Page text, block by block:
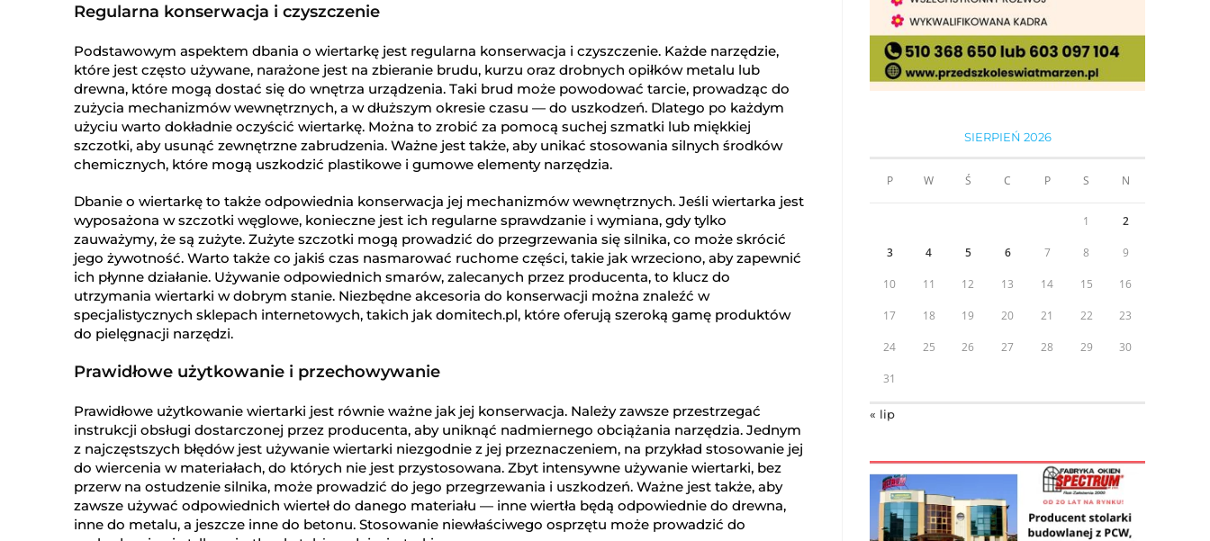
Regularna konserwacja i czyszczenie
Podstawowym aspektem dbania o wiertarkę jest regularna konserwacja i czyszczenie. Każde narzędzie,
które jest często używane, narażone jest na zbieranie brudu, kurzu oraz drobnych opiłków metalu lub
drewna, które mogą dostać się do wnętrza urządzenia. Taki brud może powodować tarcie, prowadząc do
zużycia mechanizmów wewnętrznych, a w dłuższym okresie czasu — do uszkodzeń. Dlatego po każdym
użyciu warto dokładnie oczyścić wiertarkę. Można to zrobić za pomocą suchej szmatki lub miękkiej
szczotki, aby usunąć zewnętrzne zabrudzenia. Ważne jest także, aby unikać stosowania silnych środków
chemicznych, które mogą uszkodzić plastikowe i gumowe elementy narzędzia.
Dbanie o wiertarkę to także odpowiednia konserwacja jej mechanizmów wewnętrznych. Jeśli wiertarka jest
wyposażona w szczotki węglowe, konieczne jest ich regularne sprawdzanie i wymiana, gdy tylko
zauważymy, że są zużyte. Zużyte szczotki mogą prowadzić do przegrzewania się silnika, co może skrócić
jego żywotność. Warto także co jakiś czas nasmarować ruchome części, takie jak wrzeciono, aby zapewnić
ich płynne działanie. Używanie odpowiednich smarów, zalecanych przez producenta, to klucz do
utrzymania wiertarki w dobrym stanie. Niezbędne akcesoria do konserwacji można znaleźć w
specjalistycznych sklepach internetowych, takich jak domitech.pl, które oferują szeroką gamę produktów
do pielęgnacji narzędzi.
Prawidłowe użytkowanie i przechowywanie
Prawidłowe użytkowanie wiertarki jest równie ważne jak jej konserwacja. Należy zawsze przestrzegać
instrukcji obsługi dostarczonej przez producenta, aby uniknąć nadmiernego obciążania narzędzia. Jednym
z najczęstszych błędów jest używanie wiertarki niezgodnie z jej przeznaczeniem, na przykład stosowanie jej
do wiercenia w materiałach, do których nie jest przystosowana. Zbyt intensywne używanie wiertarki, bez
przerw na ostudzenie silnika, może prowadzić do jego przegrzewania i uszkodzeń. Ważne jest także, aby
zawsze używać odpowiednich wierteł do danego materiału — inne wiertła będą odpowiednie do drewna,
inne do metalu, a jeszcze inne do betonu. Stosowanie niewłaściwego osprzętu może prowadzić do
SIERPIEŃ 2026
P W Ś C P S N
1 2
3 4 5 6 7 8 9
10 11 12 13 14 15 16
17 18 19 20 21 22 23
24 25 26 27 28 29 30
31
« lip